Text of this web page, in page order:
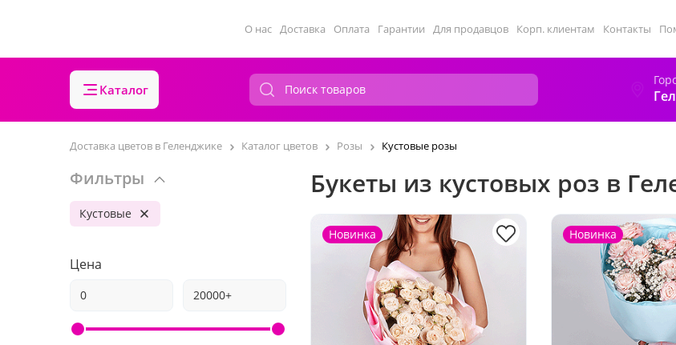
О нас Доставка Оплата Гарантии Для продавцов Корп. клиентам Контакты
Каталог
Доставка цветов в Геленджике Каталог цветов Розы Кустовые розы
Фильтры
Кустовые
Цена
Букеты из кустовых роз в
Новинка Новинка